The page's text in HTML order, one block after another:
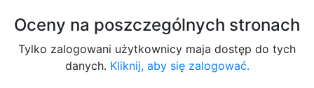
Oceny na poszczególnych stronach
Tylko zalogowani użytkownicy maja dostęp do tych
danych. Kliknij, aby się zalogować.